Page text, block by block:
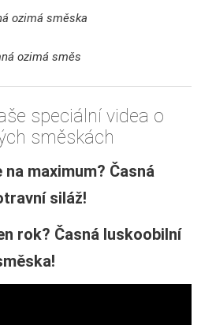
speciální videa o
směskách
maximum? Časná
siláž!
rok? Časná luskoobilní